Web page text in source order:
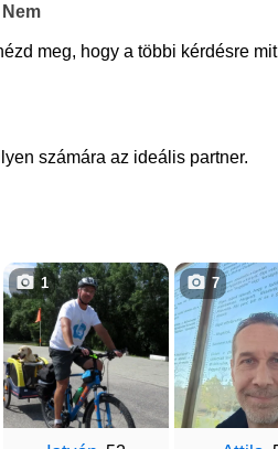
Nem
meg, hogy a többi kérdésre
számára az ideális partner.
1 7